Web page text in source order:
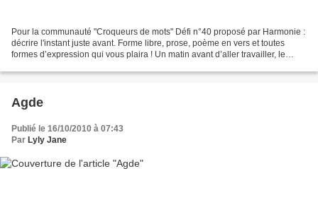
Pour la communauté "Croqueurs de mots" Défi n°40 proposé par Harmonie :
décrire l'instant juste avant. Forme libre, prose, poème en vers et toutes
formes d’expression qui vous plaira ! Un matin avant d’aller travailler, le
Agde
Publié le 16/10/2010 à 07:43
Par Lyly Jane